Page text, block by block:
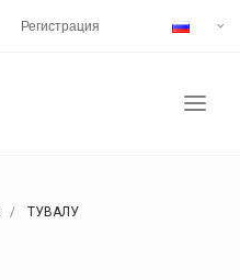
Регистрация
ТУВАЛУ